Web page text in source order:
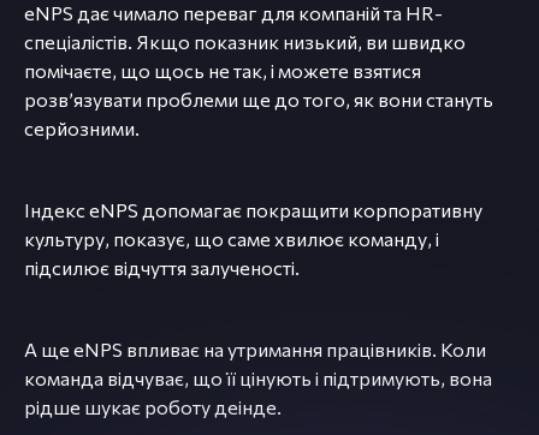
eNPS дає чимало переваг для компаній та HR-
спеціалістів. Якщо показник низький, ви швидко
помічаєте, що щось не так, і можете взятися
розвʼязувати проблеми ще до того, як вони стануть
серйозними.
Індекс eNPS допомагає покращити корпоративну
культуру, показує, що саме хвилює команду, і
підсилює відчуття залученості.
А ще eNPS впливає на утримання працівників. Коли
команда відчуває, що її цінують і підтримують, вона
рідше шукає роботу деінде.